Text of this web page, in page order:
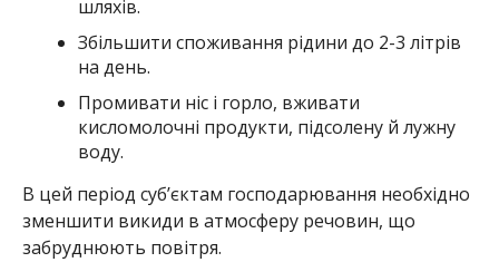
шляхів.
Збільшити споживання рідини до 2-3 літрів
на день.
Промивати ніс і горло, вживати
кисломолочні продукти, підсолену й лужну
воду.
В цей період суб’єктам господарювання необхідно
зменшити викиди в атмосферу речовин, що
забруднюють повітря.